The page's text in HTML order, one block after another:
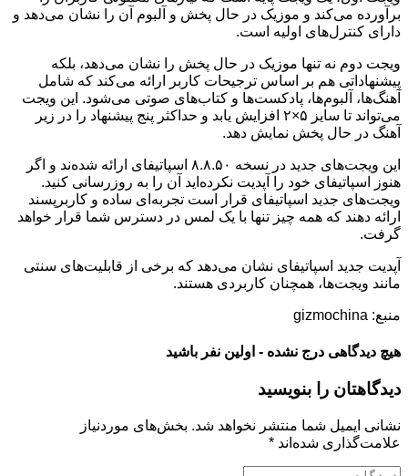
برآورده می‌کند و موزیک در حال پخش و آلبوم آن را نشان می‌دهد و
دارای کنترل‌های اولیه است.
ویجت دوم نه تنها موزیک در حال پخش را نشان می‌دهد، بلکه
پیشنهاداتی هم بر اساس ترجیحات کاربر ارائه می‌کند که شامل
آهنگ‌ها، آلبوم‌ها، پادکست‌ها و کتاب‌های صوتی می‌شود. این ویجت
می‌تواند تا سایز ۵×۲ افزایش یابد و حداکثر پنج پیشنهاد را در زیر
آهنگ در حال پخش نمایش دهد.
این ویجت‌های جدید در نسخه ۸.۸.۵۰ اسپاتیفای ارائه شده‌ند و اگر
هنوز اسپاتیفای خود را آپدیت نکرده‌اید آن را به روزرسانی کنید.
ویجت‌های جدید اسپاتیفای قرار است تجربه‌ای ساده و کاربرپسند
ارائه دهند که همه چیز تنها با یک لمس در دسترس شما قرار خواهد
گرفت.
آپدیت جدید اسپاتیفای نشان می‌دهد که برخی از قابلیت‌های سنتی
مانند ویجت‌ها، همچنان کاربردی هستند.
منبع: gizmochina
هیچ دیدگاهی درج نشده - اولین نفر باشید
دیدگاهتان را بنویسید
نشانی ایمیل شما منتشر نخواهد شد. بخش‌های موردنیاز
علامت‌گذاری شده‌اند *